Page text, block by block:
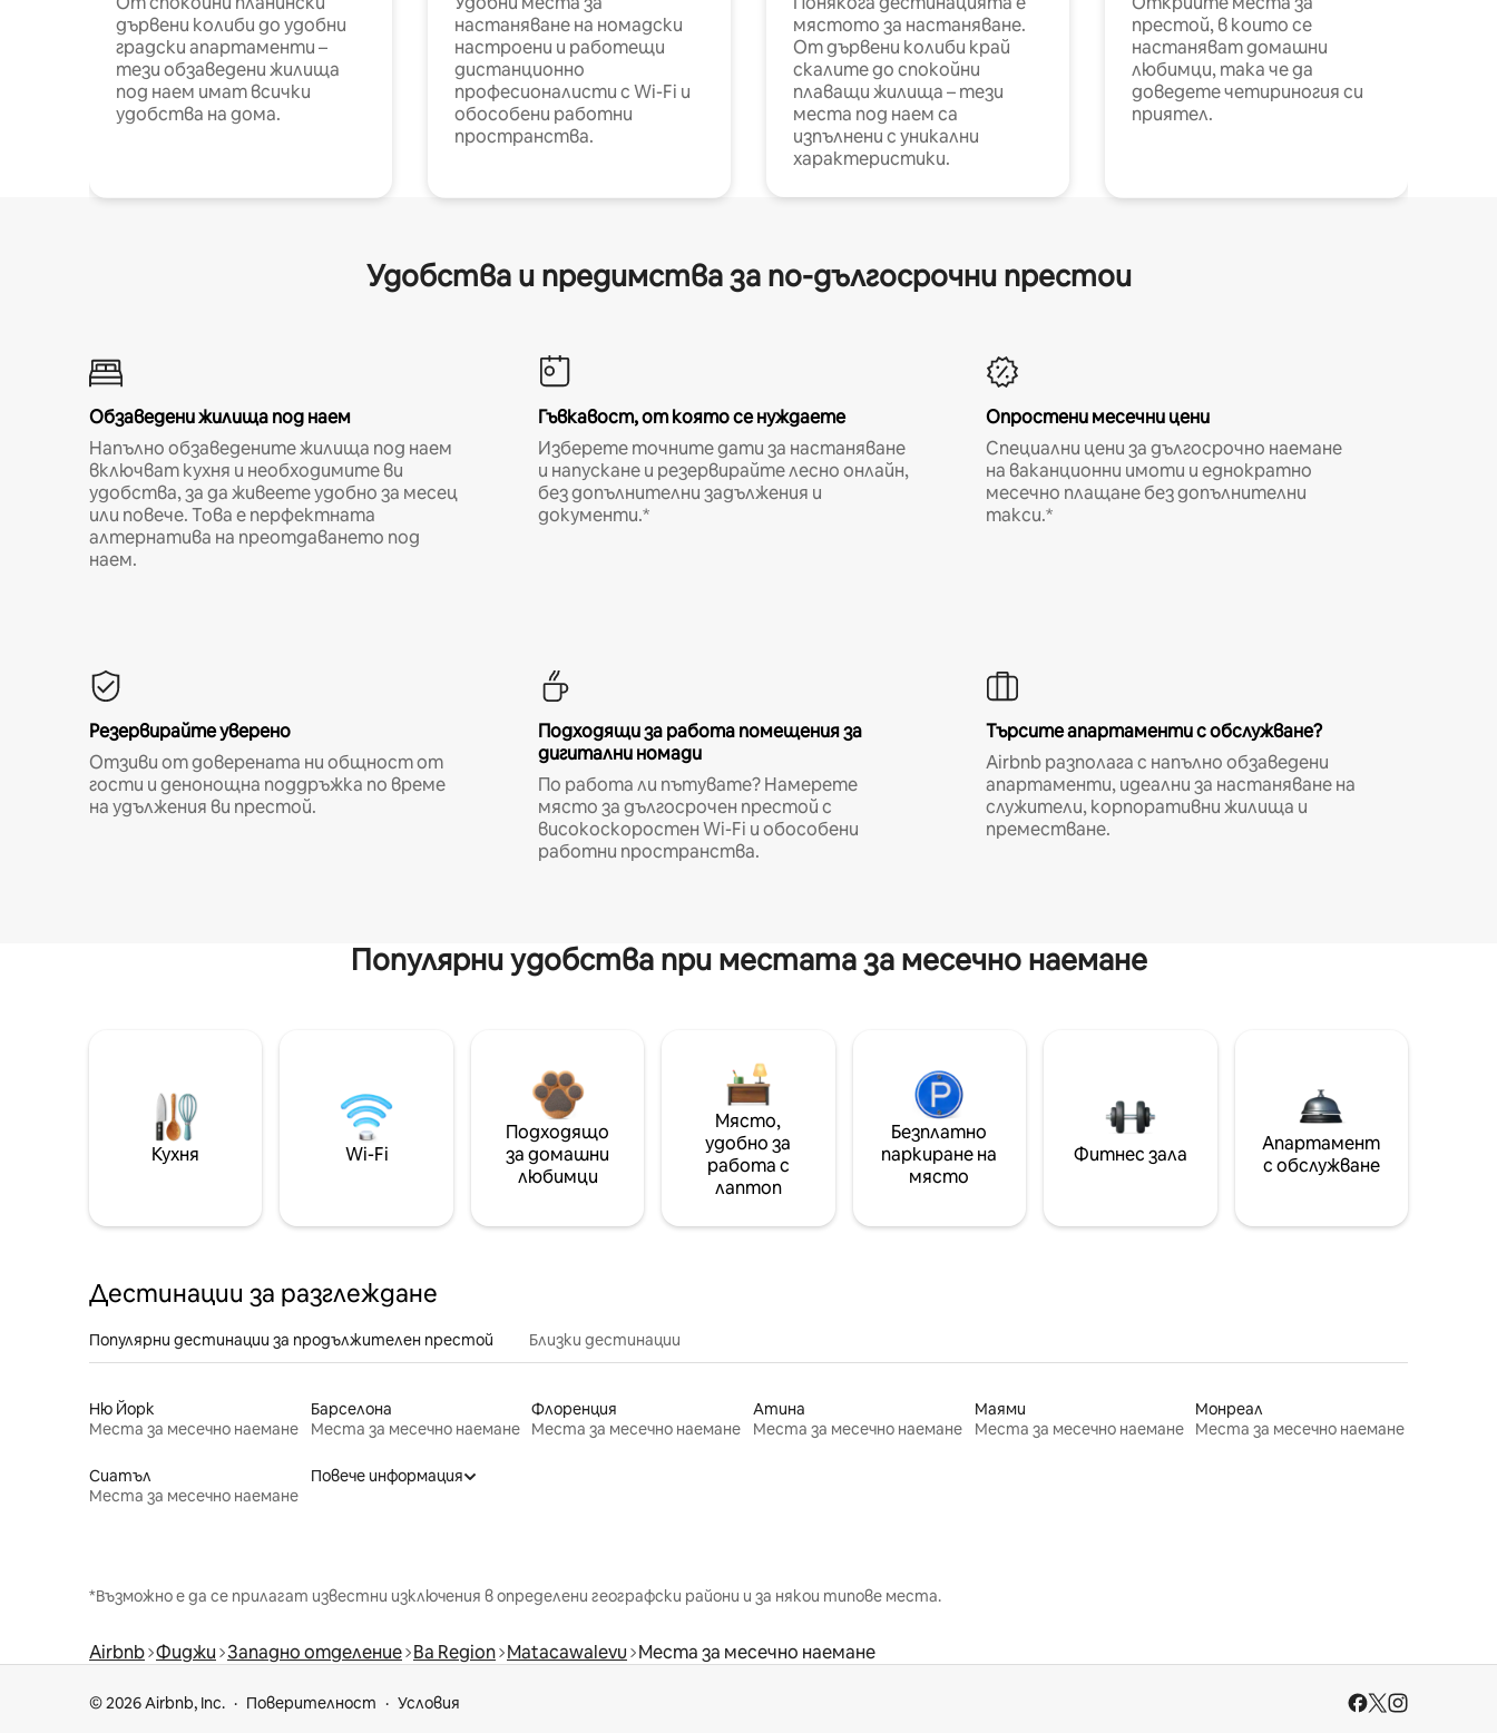
дървени колиби до удобни
градски апартаменти –
тези обзаведени жилища
под наем имат всички
удобства на дома.
настаняване на номадски
настроени и работещи
дистанционно
професионалисти с Wi-Fi и
обособени работни
пространства.
мястото за настаняване.
От дървени колиби край
скалите до спокойни
плаващи жилища – тези
места под наем са
изпълнени с уникални
характеристики.
престой, в които се
настаняват домашни
любимци, така че да
доведете четириногия си
приятел.
Удобства и предимства за по-дългосрочни престои
Обзаведени жилища под наем
Напълно обзаведените жилища под наем
включват кухня и необходимите ви
удобства, за да живеете удобно за месец
или повече. Това е перфектната
алтернатива на преотдаването под
наем.
Гъвкавост, от която се нуждаете
Изберете точните дати за настаняване
и напускане и резервирайте лесно онлайн,
без допълнителни задължения и
документи.*
Опростени месечни цени
Специални цени за дългосрочно наемане
на ваканционни имоти и еднократно
месечно плащане без допълнителни
такси.*
Резервирайте уверено
Отзиви от доверената ни общност от
гости и денонощна поддръжка по време
на удължения ви престой.
Подходящи за работа помещения за
дигитални номади
По работа ли пътувате? Намерете
място за дългосрочен престой с
високоскоростен Wi-Fi и обособени
работни пространства.
Търсите апартаменти с обслужване?
Airbnb разполага с напълно обзаведени
апартаменти, идеални за настаняване на
служители, корпоративни жилища и
преместване.
Популярни удобства при местата за месечно наемане
Кухня Wi-Fi
Подходящо
за домашни
любимци
Място,
удобно за
работа с
лаптоп
Безплатно
паркиране на
място
Фитнес зала
Апартамент
с обслужване
Дестинации за разглеждане
Популярни дестинации за продължителен престой Близки дестинации
Ню Йорк
Места за месечно наемане
Барселона
Места за месечно наемане
Флоренция
Места за месечно наемане
Атина
Места за месечно наемане
Маями
Места за месечно наемане
Монреал
Места за месечно наемане
Сиатъл
Места за месечно наемане
Повече информация
*Възможно е да се прилагат известни изключения в определени географски райони и за някои типове места.
Airbnb Фиджи Западно отделение Ba Region Matacawalevu Места за месечно наемане
© 2026 Airbnb, Inc. Поверителност Условия